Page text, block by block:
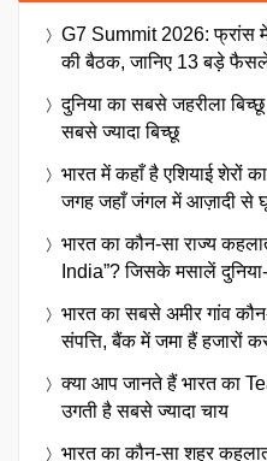
G7 Summit 2026: फ्रांस
की बैठक, जानिए 13 बड़े
दुनिया का सबसे जहरीला
सबसे ज्यादा बिच्छू
भारत में कहाँ है एशियाई शेरों
जगह जहाँ जंगल में आज़ादी से
भारत का कौन-सा राज्य
India”? जिसके मसालें
भारत का सबसे अमीर गांव
संपत्ति, बैंक में जमा हैं हजारों
क्या आप जानते हैं भारत का
उगती है सबसे ज्यादा चाय
भारत का कौन-सा शहर